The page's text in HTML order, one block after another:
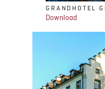
GRANDHOTEL
Download